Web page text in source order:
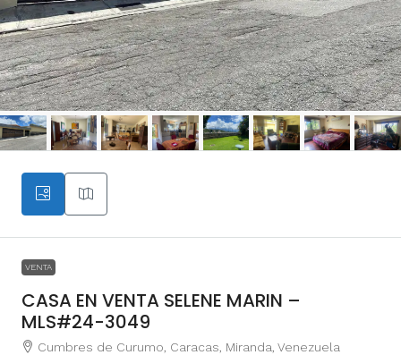
VENTA
CASA EN VENTA SELENE MARIN –
MLS#24-3049
Cumbres de Curumo, Caracas, Miranda, Venezuela